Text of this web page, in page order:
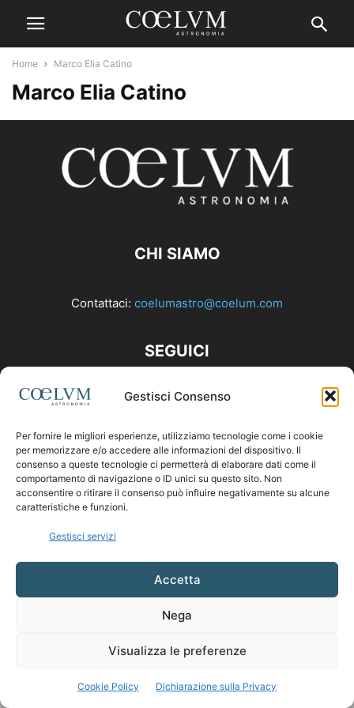
Gestisci Consenso
Per fornire le migliori esperienze, utilizziamo tecnologie come i cookie
per memorizzare e/o accedere alle informazioni del dispositivo. Il
consenso a queste tecnologie ci permetterà di elaborare dati come il
comportamento di navigazione o ID unici su questo sito. Non
acconsentire o ritirare il consenso può influire negativamente su alcune
caratteristiche e funzioni.
Gestisci servizi
Accetta
Nega
Visualizza le preferenze
Cookie Policy Dichiarazione sulla Privacy
Home Marco Elia Catino
Marco Elia Catino
CHI SIAMO
Contattaci: coelumastro@coelum.com
SEGUICI